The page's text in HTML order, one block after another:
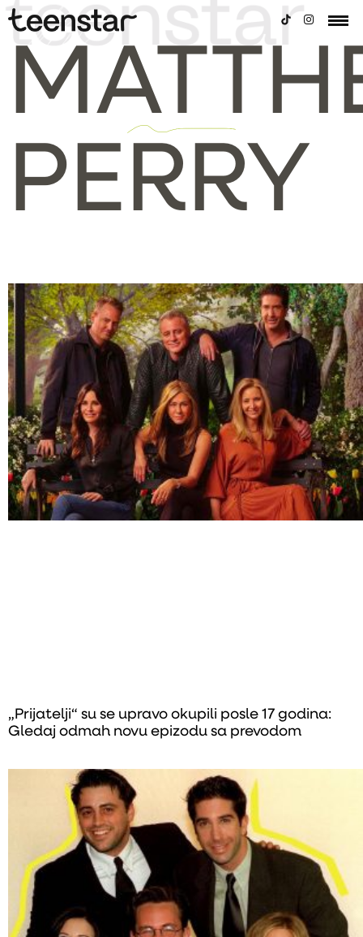
PERRY
„Prijatelji“ su se upravo okupili posle 17 godina:
Gledaj odmah novu epizodu sa prevodom